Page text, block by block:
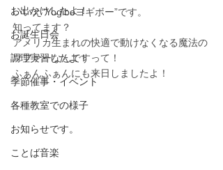
お出かけしたよ！
お誕生日会
調理実習したよ！
季節催事・イベント
各種教室での様子
お知らせです。
ことば音楽
いいえ“Yogiboヨギボー”です。
知ってます？
アメリカ生まれの快適で動けなくなる魔法の
ソファーなんですって！
ふぁんふぁんにも来日しましたよ！